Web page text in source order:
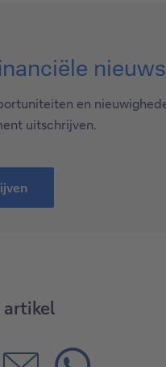
en
uitschrijven.
artikel